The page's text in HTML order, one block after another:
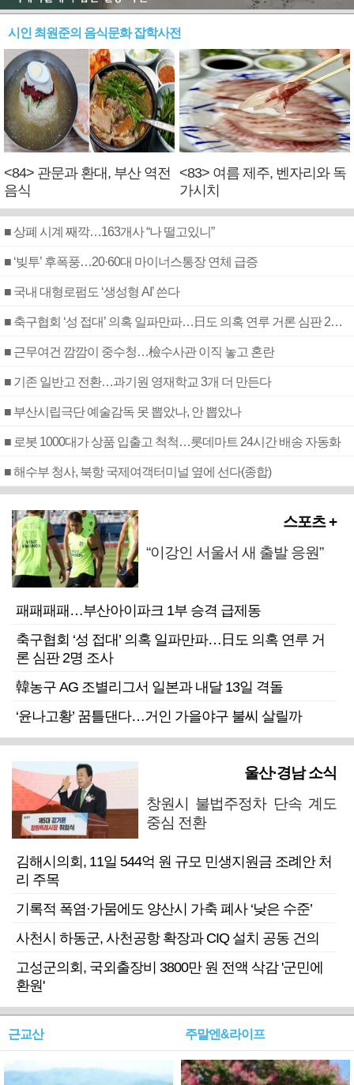
시인 최원준의 음식문화 잡학사전
<84> 관문과 환대, 부산 역전
음식
<83> 여름 제주, 벤자리와 독
가시치
■ 상폐 시계 째깍…163개사 “나 떨고있니”
■ ‘빚투’ 후폭풍…20·60대 마이너스통장 연체 급증
■ 국내 대형로펌도 ‘생성형 AI’ 쓴다
■ 축구협회 ‘성 접대’ 의혹 일파만파…日도 의혹 연루 거론 심판 2명 조사
■ 근무여건 깜깜이 중수청…檢수사관 이직 놓고 혼란
■ 기존 일반고 전환…과기원 영재학교 3개 더 만든다
■ 부산시립극단 예술감독 못 뽑았나, 안 뽑았나
■ 로봇 1000대가 상품 입출고 척척…롯데마트 24시간 배송 자동화
■ 해수부 청사, 북항 국제여객터미널 옆에 선다(종합)
스포츠 +
“이강인 서울서 새 출발 응원”
패패패패…부산아이파크 1부 승격 급제동
축구협회 ‘성 접대’ 의혹 일파만파…日도 의혹 연루 거
론 심판 2명 조사
韓농구 AG 조별리그서 일본과 내달 13일 격돌
‘윤나고황’ 꿈틀댄다…거인 가을야구 불씨 살릴까
울산·경남 소식
창원시 불법주정차 단속 계도
중심 전환
김해시의회, 11일 544억 원 규모 민생지원금 조례안 처
리 주목
기록적 폭염·가뭄에도 양산시 가축 폐사 ‘낮은 수준’
사천시 하동군, 사천공항 확장과 CIQ 설치 공동 건의
고성군의회, 국외출장비 3800만 원 전액 삭감 '군민에
환원'
근교산 주말엔&라이프